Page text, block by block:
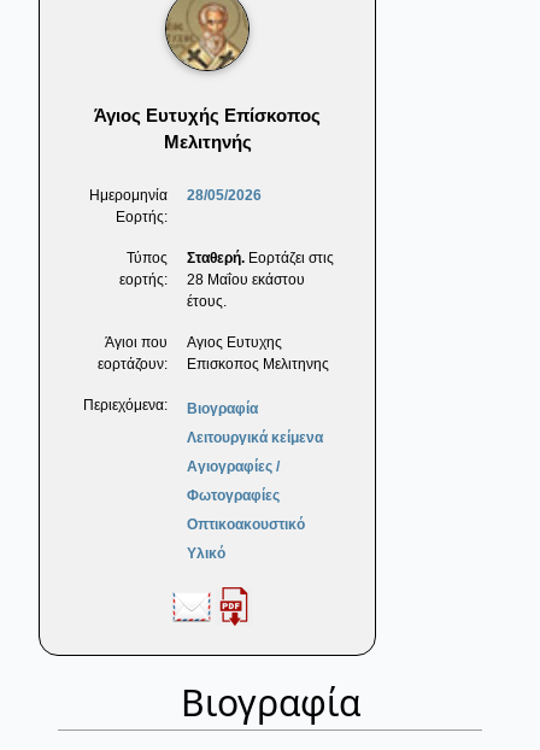
Άγιος Ευτυχής Επίσκοπος
Μελιτηνής
Ημερομηνία
Εορτής:
28/05/2026
Τύπος
εορτής:
Σταθερή. Εορτάζει στις
28 Μαΐου εκάστου
έτους.
Άγιοι που
εορτάζουν:
Αγιος Ευτυχης
Επισκοπος Μελιτηνης
Περιεχόμενα:
Βιογραφία
Λειτουργικά κείμενα
Αγιογραφίες /
Φωτογραφίες
Οπτικοακουστικό
Υλικό
Βιογραφία